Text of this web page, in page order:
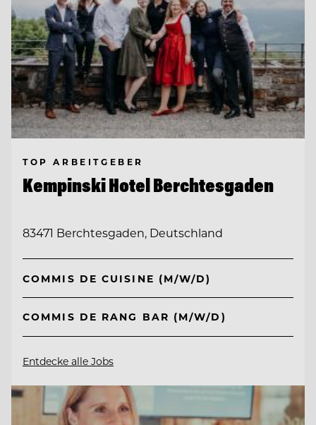
TOP ARBEITGEBER
Kempinski Hotel Berchtesgaden
83471 Berchtesgaden, Deutschland
COMMIS DE CUISINE (M/W/D)
COMMIS DE RANG BAR (M/W/D)
Entdecke alle Jobs